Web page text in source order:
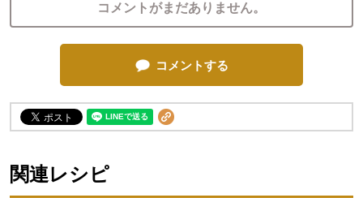
コメントがまだありません。
コメントする
関連レシピ